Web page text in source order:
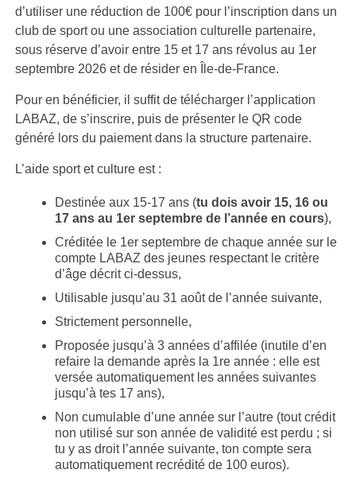
d’utiliser une réduction de 100€ pour l’inscription dans un
club de sport ou une association culturelle partenaire,
sous réserve d’avoir entre 15 et 17 ans révolus au 1er
septembre 2026 et de résider en Île-de-France.
Pour en bénéficier, il suffit de télécharger l’application
LABAZ, de s’inscrire, puis de présenter le QR code
généré lors du paiement dans la structure partenaire.
L’aide sport et culture est :
Destinée aux 15-17 ans (tu dois avoir 15, 16 ou
17 ans au 1er septembre de l’année en cours),
Créditée le 1er septembre de chaque année sur le
compte LABAZ des jeunes respectant le critère
d’âge décrit ci-dessus,
Utilisable jusqu’au 31 août de l’année suivante,
Strictement personnelle,
Proposée jusqu’à 3 années d’affilée (inutile d’en
refaire la demande après la 1re année : elle est
versée automatiquement les années suivantes
jusqu’à tes 17 ans),
Non cumulable d’une année sur l’autre (tout crédit
non utilisé sur son année de validité est perdu ; si
tu y as droit l’année suivante, ton compte sera
automatiquement recrédité de 100 euros).